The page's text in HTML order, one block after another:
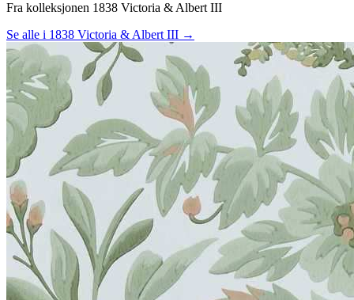
Fra kolleksjonen 1838 Victoria & Albert III
Se alle i 1838 Victoria & Albert III →